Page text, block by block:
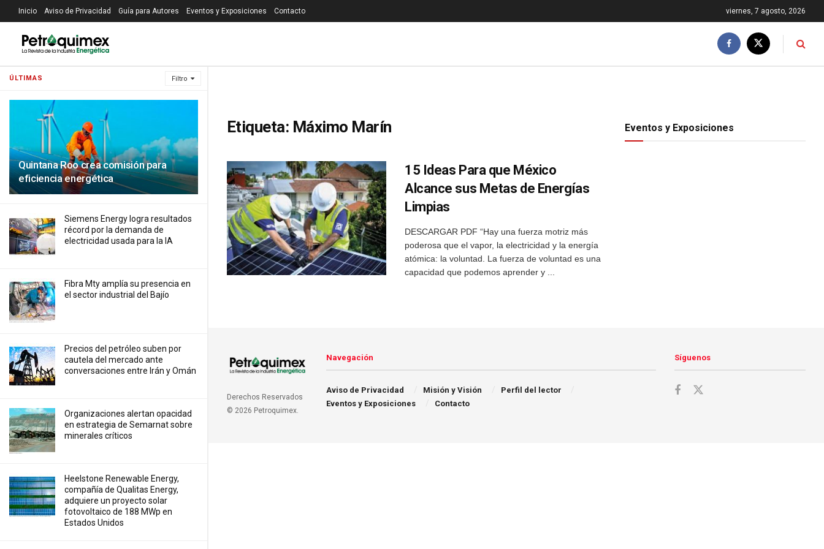
ÚLTIMAS Filtro
Quintana Roo crea comisión para
eficiencia energética
Siemens Energy logra resultados
récord por la demanda de
electricidad usada para la IA
Fibra Mty amplía su presencia en
el sector industrial del Bajío
Precios ⁠del petróleo suben por
cautela del mercado ante
conversaciones entre Irán y Omán
Organizaciones alertan opacidad
en estrategia de Semarnat sobre
minerales críticos
Heelstone Renewable Energy,
compañía de Qualitas Energy,
adquiere un proyecto solar
fotovoltaico de 188 MWp en
Estados Unidos
Inicio Aviso de Privacidad Guía para Autores Eventos y Exposiciones Contacto viernes, 7 agosto, 2026
Etiqueta: Máximo Marín
15 Ideas Para que México
Alcance sus Metas de Energías
Limpias
DESCARGAR PDF “Hay una fuerza motriz más
poderosa que el vapor, la electricidad y la energía
atómica: la voluntad. La fuerza de voluntad es una
capacidad que podemos aprender y ...
Eventos y Exposiciones
Derechos Reservados
© 2026 Petroquimex.
Navegación
Aviso de Privacidad Misión y Visión
Perfil del lector
Eventos y Exposiciones
Contacto
Síguenos